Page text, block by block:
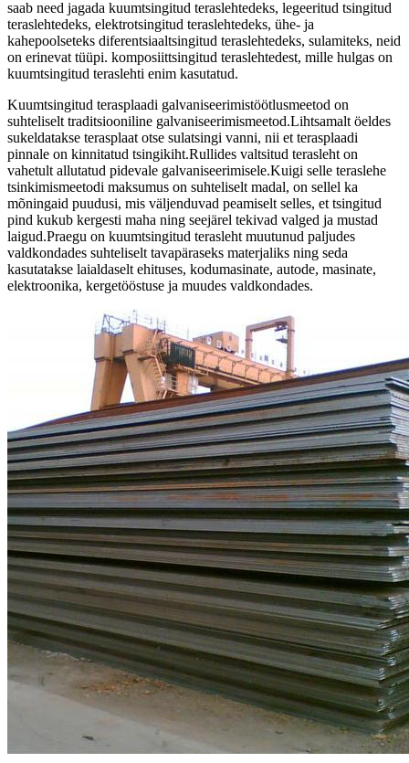
saab need jagada kuumtsingitud teraslehtedeks, legeeritud tsingitud
teraslehtedeks, elektrotsingitud teraslehtedeks, ühe- ja
kahepoolseteks diferentsiaaltsingitud teraslehtedeks, sulamiteks, neid
on erinevat tüüpi. komposiittsingitud teraslehtedest, mille hulgas on
kuumtsingitud teraslehti enim kasutatud.
Kuumtsingitud terasplaadi galvaniseerimistöötlusmeetod on
suhteliselt traditsiooniline galvaniseerimismeetod.Lihtsamalt öeldes
sukeldatakse terasplaat otse sulatsingi vanni, nii et terasplaadi
pinnale on kinnitatud tsingikiht.Rullides valtsitud terasleht on
vahetult allutatud pidevale galvaniseerimisele.Kuigi selle teraslehe
tsinkimismeetodi maksumus on suhteliselt madal, on sellel ka
mõningaid puudusi, mis väljenduvad peamiselt selles, et tsingitud
pind kukub kergesti maha ning seejärel tekivad valged ja mustad
laigud.Praegu on kuumtsingitud terasleht muutunud paljudes
valdkondades suhteliselt tavapäraseks materjaliks ning seda
kasutatakse laialdaselt ehituses, kodumasinate, autode, masinate,
elektroonika, kergetööstuse ja muudes valdkondades.